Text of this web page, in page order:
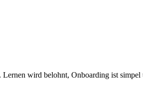
Lernen wird belohnt, Onboarding ist